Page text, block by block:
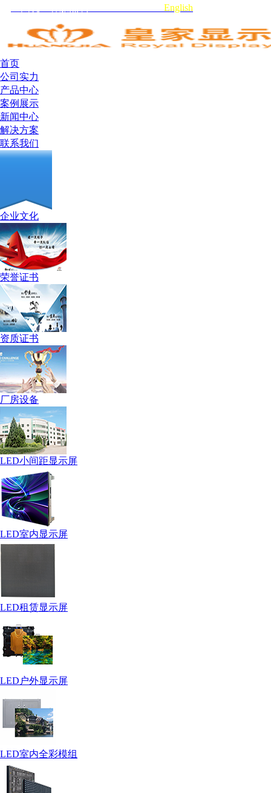
English
首页
公司实力
产品中心
案例展示
新闻中心
解决方案
联系我们
企业文化
荣誉证书
资质证书
厂房设备
LED小间距显示屏
LED室内显示屏
LED租赁显示屏
LED户外显示屏
LED室内全彩模组